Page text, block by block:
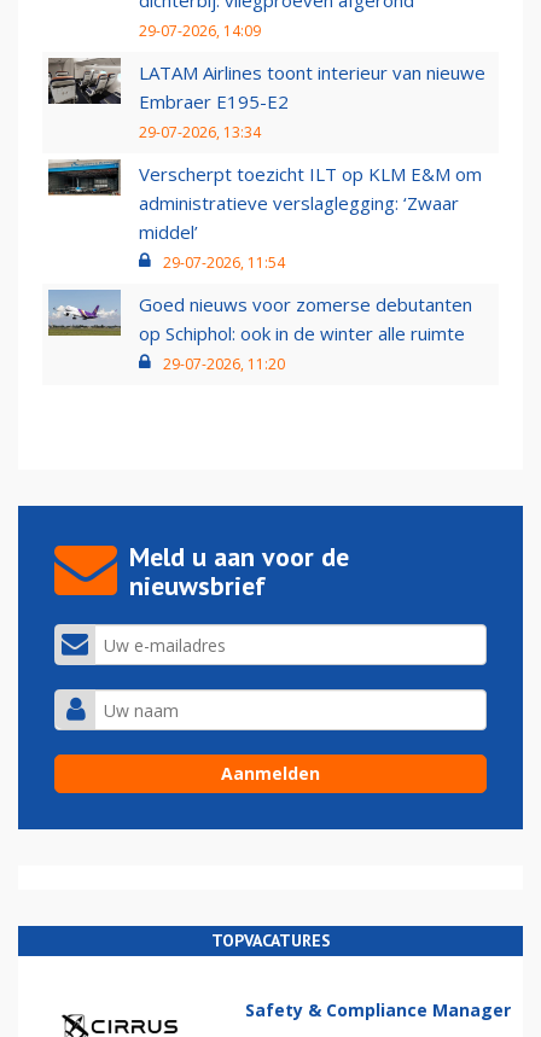
29-07-2026, 14:09
LATAM Airlines toont interieur van nieuwe
Embraer E195-E2
29-07-2026, 13:34
Verscherpt toezicht ILT op KLM E&M om
administratieve verslaglegging: ‘Zwaar
middel’
29-07-2026, 11:54
Goed nieuws voor zomerse debutanten
op Schiphol: ook in de winter alle ruimte
29-07-2026, 11:20
Meld u aan voor de
nieuwsbrief
TOPVACATURES
Safety & Compliance Manager